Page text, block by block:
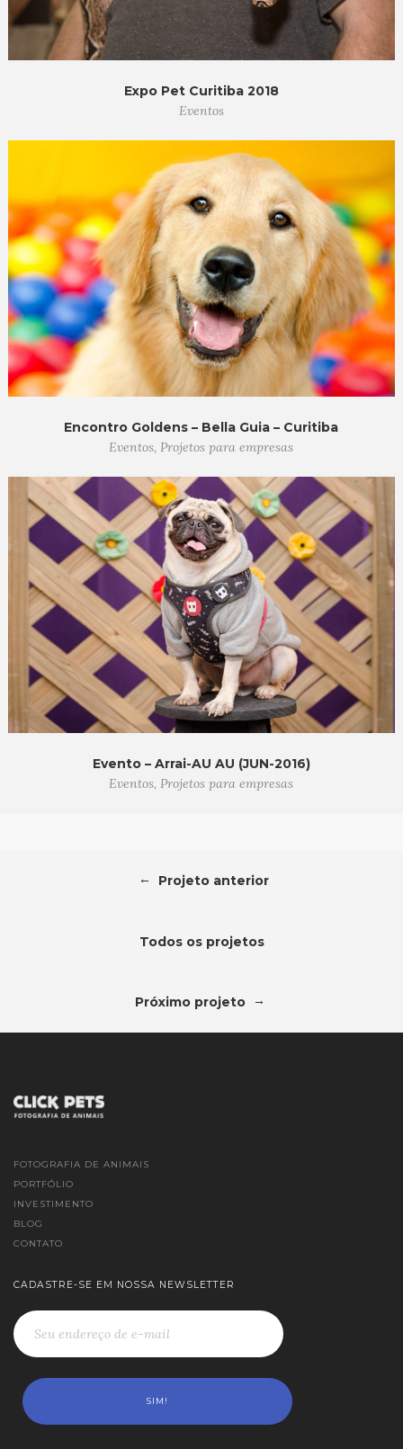
Expo Pet Curitiba 2018
Eventos
Encontro Goldens – Bella Guia – Curitiba
Eventos, Projetos para empresas
Evento – Arrai-AU AU (JUN-2016)
Eventos, Projetos para empresas
← Projeto anterior
Todos os projetos
Próximo projeto →
FOTOGRAFIA DE ANIMAIS
PORTFÓLIO
INVESTIMENTO
BLOG
CONTATO
CADASTRE-SE EM NOSSA NEWSLETTER